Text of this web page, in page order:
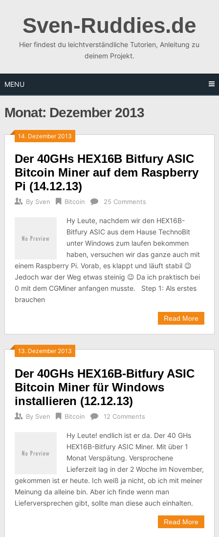
contentSven-Ruddies.de
Hier findest du leichtverständliche Tutorien, Anleitung zu
deinem Projekt.
MENU
Monat: Dezember 2013
14. Dezember 2013
Der 40GHs HEX16B Bitfury ASIC
Bitcoin Miner auf dem Raspberry
Pi (14.12.13)
By Sven Bitcoin 25 Comments
Hy Leute, nachdem wir den HEX16B-
Bitfury ASIC aus dem Hause TechnoBit
unter Windows zum laufen bekommen
haben, versuchen wir das ganze auch mit
einem Raspberry Pi. Vorab, es klappt und läuft stabil 😉
Jedoch war der Weg etwas steinig 😉 Da ich praktisch bei
0 mit dem CGMiner anfangen musste. Step 1: Als erstes
brauchen
Read More
13. Dezember 2013
Der 40GHs HEX16B-Bitfury ASIC
Bitcoin Miner für Windows
installieren (12.12.13)
By Sven Bitcoin 12 Comments
Hy Leute! endlich ist er da. Der 40 GHs
HEX16B-Bitfury ASIC Miner. Mit über 1
Monat Verspätung. Versprochene
Lieferzeit lag in der 2 Woche im November,
gekommen ist er heute. Ich weiß ja nicht, ob ich mit meiner
Meinung da alleine bin. Aber ich finde wenn man
Lieferversprechen gibt, sollte man diese auch einhalten.
Read More